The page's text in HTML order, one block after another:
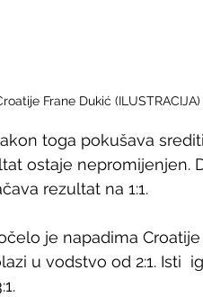
Frane Dukić
toga pokušava
ostaje nepromijenjen.
rezultat na 1:1.
je napadima
u vodstvo od 2:1. Isti